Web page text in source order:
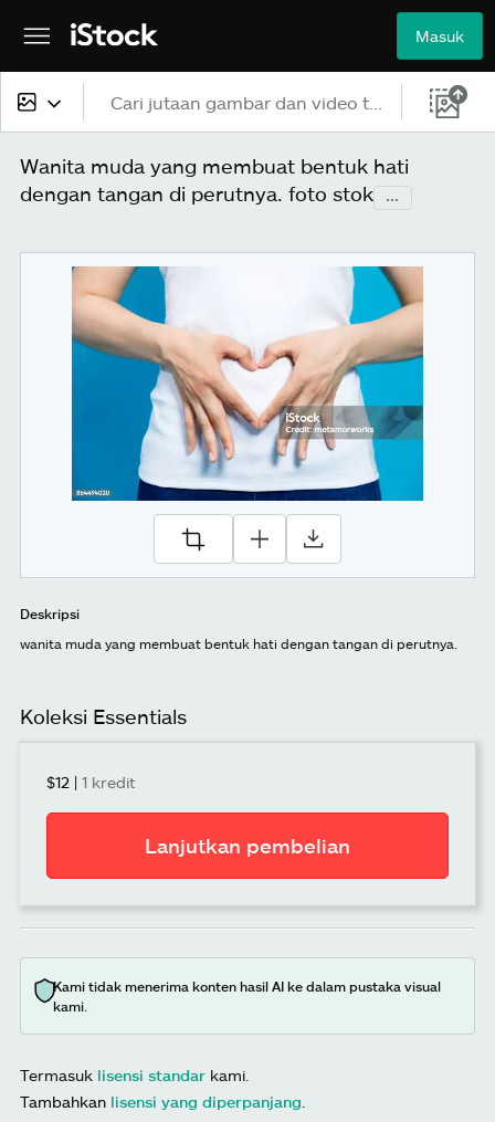
Masuk
Semua konten
Gambar
Foto
Ilustrasi
Vektor
Wanita muda yang membuat bentuk hati
dengan tangan di perutnya. foto stok ...
Deskripsi
wanita muda yang membuat bentuk hati dengan tangan di perutnya.
Koleksi Essentials
$12 | 1 kredit
Lanjutkan pembelian
Kami tidak menerima konten hasil AI ke dalam pustaka visual
kami.
Termasuk lisensi standar kami.
Tambahkan lisensi yang diperpanjang